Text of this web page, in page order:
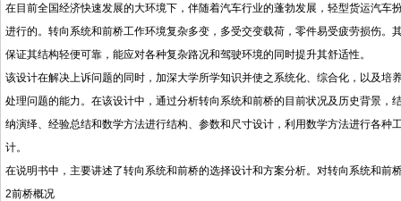
在目前全国经济快速发展的大环境下，伴随着汽车行业的蓬勃发展，轻型货运汽
进行的。转向系统和前桥工作环境复杂多变，多受交变载荷，零件易受疲劳损伤
保证其结构轻便可靠，能应对各种复杂路况和驾驶环境的同时提升其舒适性。
该设计在解决上诉问题的同时，加深大学所学知识并使之系统化、综合化，以及
处理问题的能力。在该设计中，通过分析转向系统和前桥的目前状况及历史背景
纳演绎、经验总结和数学方法进行结构、参数和尺寸设计，利用数学方法进行各
计。
在说明书中，主要讲述了转向系统和前桥的选择设计和方案分析。对转向系统和
2前桥概况